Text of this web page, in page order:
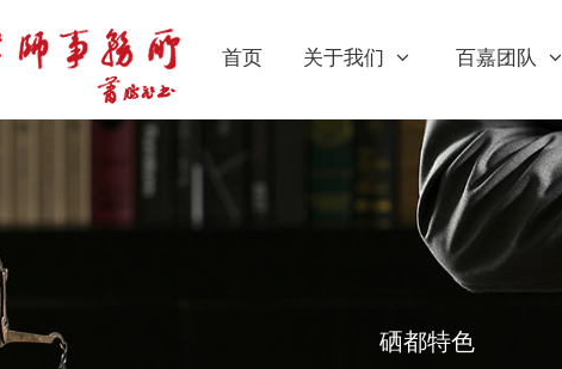
首页 关于我们 百嘉团队
硒都特色